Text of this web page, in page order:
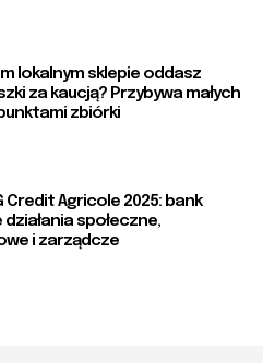
lokalnym sklepie oddasz
za kaucją? Przybywa małych
zbiórki
Credit Agricole 2025: bank
społeczne,
i zarządcze